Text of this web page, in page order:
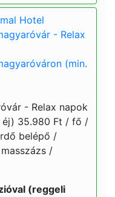
Hotel
- Relax
(min.
- Relax napok
éj) 35.980 Ft / fő /
belépő /
/
(reggeli